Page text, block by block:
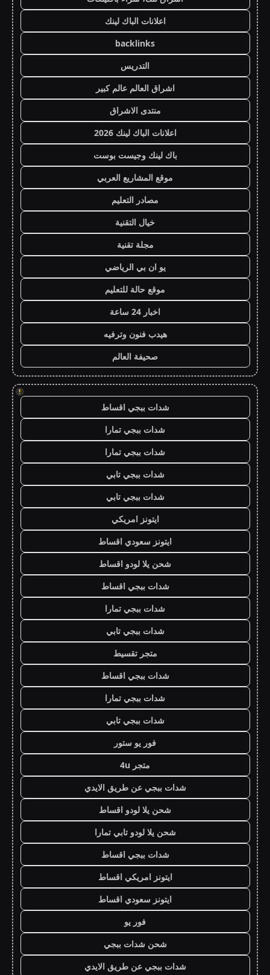
اعلانات الباك لينك
backlinks
التدريس
اشراق العالم عالم كبير
منتدى الاشراق
اعلانات الباك لينك 2026
باك لينك وجيست بوست
موقع المشاريع العربي
مصادر التعليم
خيال التقنية
مجلة تقنية
يو ان بي الرياضي
موقع حالة للتعليم
اخبار 24 ساعة
هيدب فنون وترفيه
صحيفة العالم
!
شدات ببجي اقساط
شدات ببجي تمارا
شدات ببجي تمارا
شدات ببجي تابي
شدات ببجي تابي
ايتونز امريكي
ايتونز سعودي اقساط
شحن يلا لودو اقساط
شدات ببجي اقساط
شدات ببجي تمارا
شدات ببجي تابي
متجر تقسيط
شدات ببجي اقساط
شدات ببجي تمارا
شدات ببجي تابي
فور يو ستور
متجر 4u
شدات ببجي عن طريق الايدي
شحن يلا لودو اقساط
شحن يلا لودو تابي تمارا
شدات ببجي اقساط
ايتونز امريكي اقساط
ايتونز سعودي اقساط
فور يو
شحن شدات ببجي
شدات ببجي عن طريق الايدي